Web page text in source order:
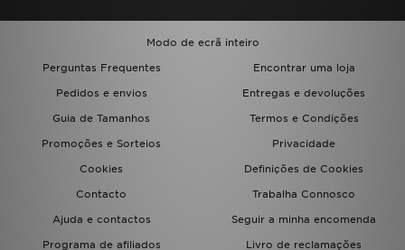
Modo de ecrã inteiro
Perguntas Frequentes
Encontrar uma loja
Pedidos e envios
Entregas e devoluções
Guia de Tamanhos
Termos e Condições
Promoções e Sorteios
Privacidade
Cookies
Definições de Cookies
Contacto
Trabalha Connosco
Ajuda e contactos
Seguir a minha encomenda
Programa de afiliados
Livro de reclamações